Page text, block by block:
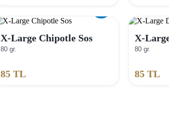
X-Large Chipotle Sos
80 gr.
85TL
X-
80 gr.
85 TL